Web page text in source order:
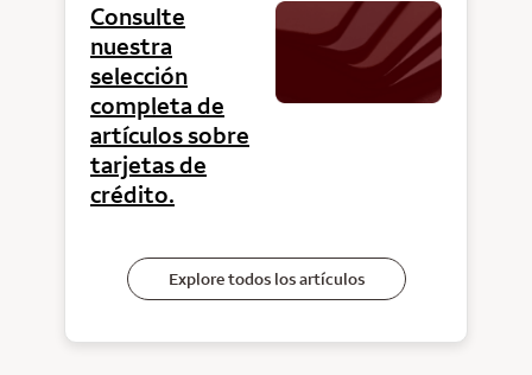
Consulte
nuestra
selección
completa de
artículos sobre
tarjetas de
crédito.
Explore todos los artículos